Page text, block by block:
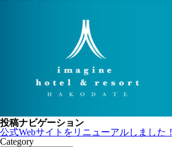
投稿ナビゲーション
公式Webサイトをリニューアルしました！
Category